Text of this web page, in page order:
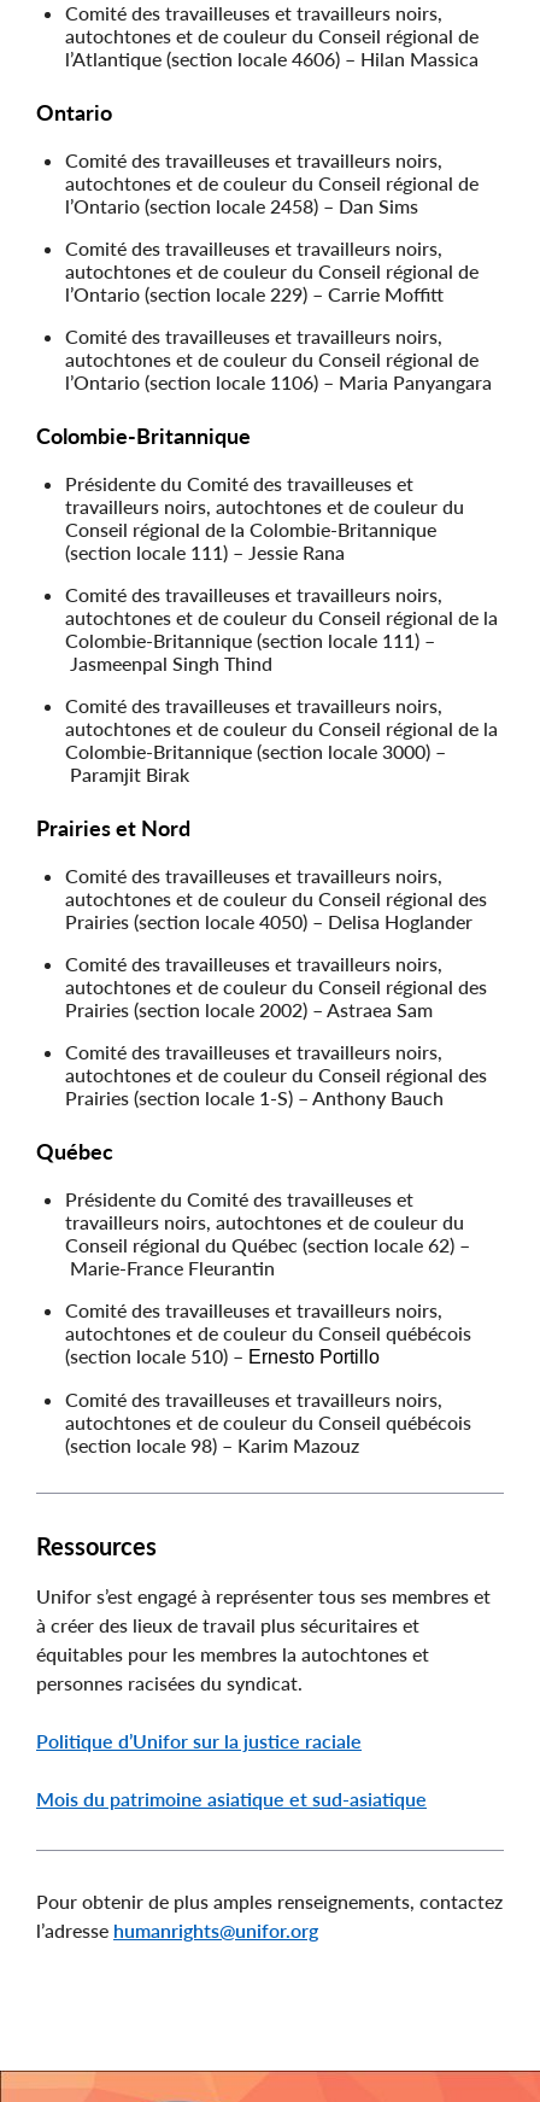
Comité des travailleuses et travailleurs noirs,
autochtones et de couleur du Conseil régional de
l’Atlantique (section locale 4606) – Hilan Massica
Ontario
Comité des travailleuses et travailleurs noirs,
autochtones et de couleur du Conseil régional de
l’Ontario (section locale 2458) – Dan Sims
Comité des travailleuses et travailleurs noirs,
autochtones et de couleur du Conseil régional de
l’Ontario (section locale 229) – Carrie Moffitt
Comité des travailleuses et travailleurs noirs,
autochtones et de couleur du Conseil régional de
l’Ontario (section locale 1106) – Maria Panyangara
Colombie-Britannique
Présidente du Comité des travailleuses et
travailleurs noirs, autochtones et de couleur du
Conseil régional de la Colombie-Britannique
(section locale 111) – Jessie Rana
Comité des travailleuses et travailleurs noirs,
autochtones et de couleur du Conseil régional de la
Colombie-Britannique (section locale 111) –
Jasmeenpal Singh Thind
Comité des travailleuses et travailleurs noirs,
autochtones et de couleur du Conseil régional de la
Colombie-Britannique (section locale 3000) –
Paramjit Birak
Prairies et Nord
Comité des travailleuses et travailleurs noirs,
autochtones et de couleur du Conseil régional des
Prairies (section locale 4050) – Delisa Hoglander
Comité des travailleuses et travailleurs noirs,
autochtones et de couleur du Conseil régional des
Prairies (section locale 2002) – Astraea Sam
Comité des travailleuses et travailleurs noirs,
autochtones et de couleur du Conseil régional des
Prairies (section locale 1-S) – Anthony Bauch
Québec
Présidente du Comité des travailleuses et
travailleurs noirs, autochtones et de couleur du
Conseil régional du Québec (section locale 62) –
Marie-France Fleurantin
Comité des travailleuses et travailleurs noirs,
autochtones et de couleur du Conseil québécois
(section locale 510) – Ernesto Portillo
Comité des travailleuses et travailleurs noirs,
autochtones et de couleur du Conseil québécois
(section locale 98) – Karim Mazouz
Ressources
Unifor s’est engagé à représenter tous ses membres et
à créer des lieux de travail plus sécuritaires et
équitables pour les membres la autochtones et
personnes racisées du syndicat.
Politique d’Unifor sur la justice raciale
Mois du patrimoine asiatique et sud-asiatique
Pour obtenir de plus amples renseignements, contactez
l’adresse humanrights@unifor.org